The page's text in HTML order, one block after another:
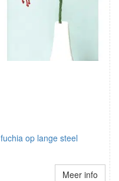
fuchia op lange steel
Meer info